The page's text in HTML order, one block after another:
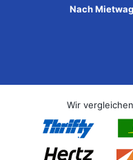
Nach
Wir